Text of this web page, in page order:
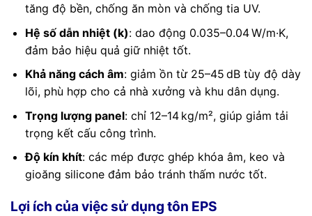
tăng độ bền, chống ăn mòn và chống tia UV.
Hệ số dẫn nhiệt (k): dao động 0.035–0.04 W/m·K,
đảm bảo hiệu quả giữ nhiệt tốt.
Khả năng cách âm: giảm ồn từ 25–45 dB tùy độ dày
lõi, phù hợp cho cả nhà xưởng và khu dân dụng.
Trọng lượng panel: chỉ 12–14 kg/m², giúp giảm tải
trọng kết cấu công trình.
Độ kín khít: các mép được ghép khóa âm, keo và
gioăng silicone đảm bảo tránh thấm nước tốt.
Lợi ích của việc sử dụng tôn EPS